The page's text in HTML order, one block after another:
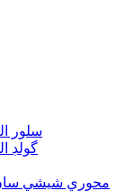
سلور
گولڊ
محوري شيشي